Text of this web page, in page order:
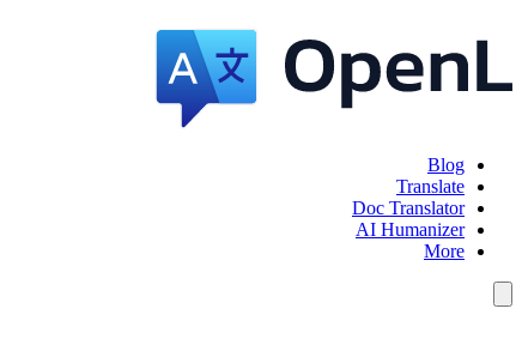
Blog
Translate
Doc Translator
AI Humanizer
More